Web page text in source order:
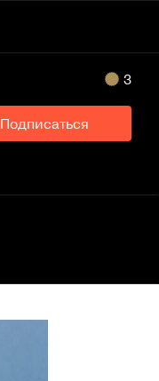
3
Подписаться